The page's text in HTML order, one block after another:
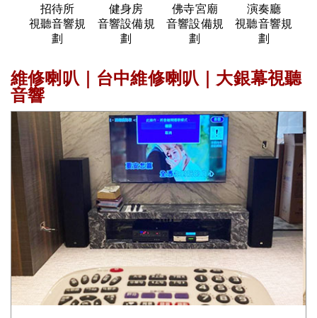
招待所
視聽音響規
劃
健身房
音響設備規
劃
佛寺宮廟
音響設備規
劃
演奏廳
視聽音響規
劃
維修喇叭｜台中維修喇叭｜大銀幕視聽
音響